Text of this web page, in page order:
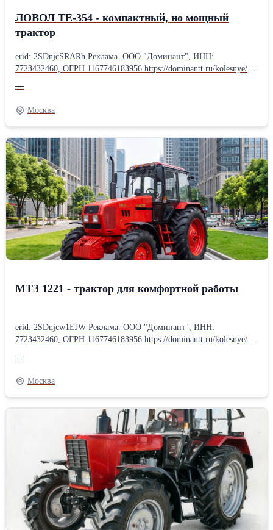
ЛОВОЛ TE-354 - компактный, но мощный
трактор
erid: 2SDnjcSRARh Реклама. ООО "Доминант", ИНН:
772З4З2460, ОГРН 116774618З956 https://dominantt.ru/kolesnye/?
мощный трактор! Нужна надёжная и универсальная техника для
фермы, хозяйства или коммунальных работ? ЛОВОЛ TE-354 -
отличный выбор! Компактные размеры + полный привод 4×4
позволяют работать на небольших участках, в садах, теплицах и
на сложном грунте. Основные преимущества: ✔ Полный привод
4×4 ✔ Экономичный дизельный двигатель ✔ Гидроусилитель
руля ✔ Двухскоростной ВОМ (540/1000) ✔ Трёхточечная навеска
✔ Регулируемая колея Легко агрегатируется с плугом, фрезой,
косилкой, прицепом, фронтальным погрузчиком и другим
оборудованием. Идеально подходит для: • обработки почвы •
посева • заготовки кормов • перевозки грузов • уборки
территории Один трактор - множество задач!
Производительность, манёвренность и низкие
эксплуатационные расходы.
—
Москва
МТЗ 1221 - трактор для комфортной работы
erid: 2SDnjcw1EJW Реклама. ООО "Доминант", ИНН:
772З4З2460, ОГРН 116774618З956 https://dominantt.ru/kolesnye/?
высокой производительности и комфорта оператора. Почему
стоит выбрать именно эту модель? ✅ Мощность. 130-сильный
дизель уверенно справляется с самыми тяжёлыми нагрузками. ✅
Безопасность. Панорамная кабина обеспечивает отличный обзор,
делая работу комфортнее и безопаснее. ✅ Универсальность. МТЗ
1221.3 эффективен в разных сферах: - 🚜 Сельское хозяйство —
обработка почвы, посев, уборка урожая. - 🏙 Коммунальное
хозяйство — уборка снега, содержание дорог. - 🏗 Строительство
— перевозка материалов, земляные работы. Не откладывайте
выбор — приобретайте надёжный трактор МТЗ 1221.3 от
«Доминант» уже сегодня!
—
Москва